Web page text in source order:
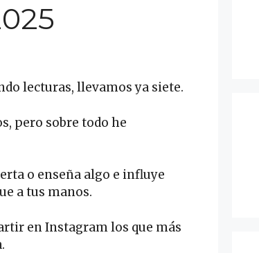
lecturas, llevamos ya siete.
pero sobre todo he
o enseña algo e influye
a tus manos.
en Instagram los que más